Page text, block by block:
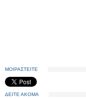
ΜΟΙΡΑΣΤΕΙΤΕ
ΔΕΙΤΕ ΑΚΟΜΑ